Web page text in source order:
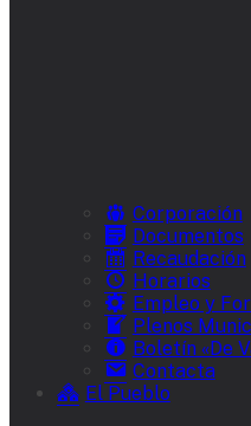
Corporación
Documentos
Recaudación
Horarios
Empleo y
Plenos
Boletín «De
Contacta
El Pueblo